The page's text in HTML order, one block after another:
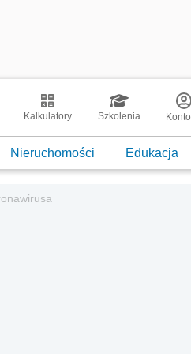
Kalkulatory Szkolenia Konto
Nieruchomości Edukacja